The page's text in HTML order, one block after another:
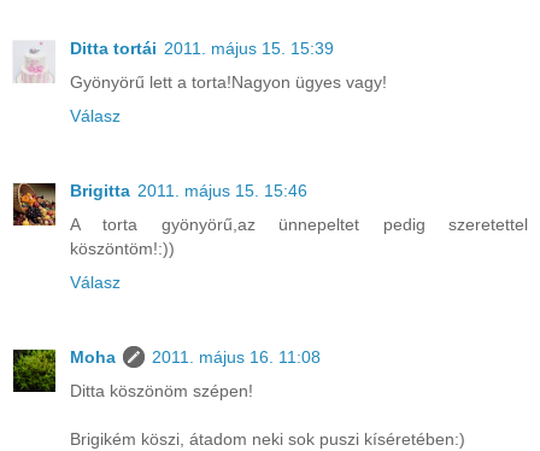
Ditta tortái 2011. május 15. 15:39
Gyönyörű lett a torta!Nagyon ügyes vagy!
Válasz
Brigitta 2011. május 15. 15:46
A torta gyönyörű,az ünnepeltet pedig szeretettel
köszöntöm!:))
Válasz
Moha
2011. május 16. 11:08
Ditta köszönöm szépen!
Brigikém köszi, átadom neki sok puszi kíséretében:)